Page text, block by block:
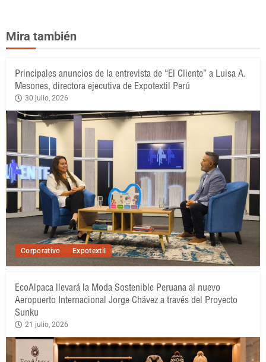
Mira también
Corporativo Expotextil
Principales anuncios de la entrevista de “El Cliente” a Luisa A.
Mesones, directora ejecutiva de Expotextil Perú
30 julio, 2026
EcoAlpaca llevará la Moda Sostenible Peruana al nuevo
Aeropuerto Internacional Jorge Chávez a través del Proyecto
Sunku
21 julio, 2026